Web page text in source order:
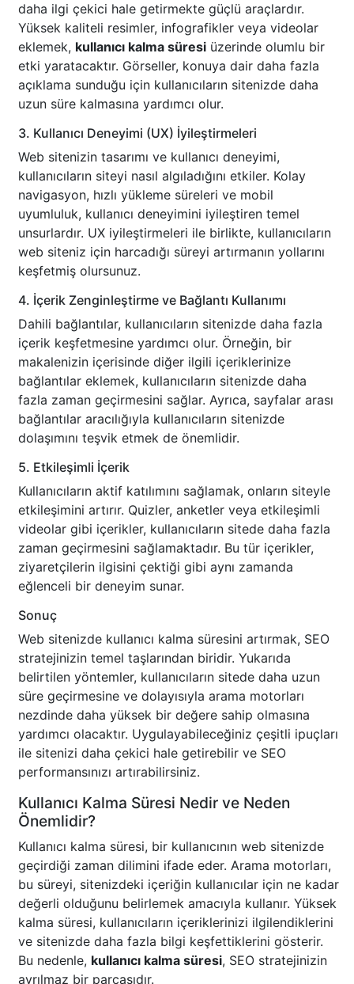
daha ilgi çekici hale getirmekte güçlü araçlardır.
Yüksek kaliteli resimler, infografikler veya videolar
eklemek, kullanıcı kalma süresi üzerinde olumlu bir
etki yaratacaktır. Görseller, konuya dair daha fazla
açıklama sunduğu için kullanıcıların sitenizde daha
uzun süre kalmasına yardımcı olur.
3. Kullanıcı Deneyimi (UX) İyileştirmeleri
Web sitenizin tasarımı ve kullanıcı deneyimi,
kullanıcıların siteyi nasıl algıladığını etkiler. Kolay
navigasyon, hızlı yükleme süreleri ve mobil
uyumluluk, kullanıcı deneyimini iyileştiren temel
unsurlardır. UX iyileştirmeleri ile birlikte, kullanıcıların
web siteniz için harcadığı süreyi artırmanın yollarını
keşfetmiş olursunuz.
4. İçerik Zenginleştirme ve Bağlantı Kullanımı
Dahili bağlantılar, kullanıcıların sitenizde daha fazla
içerik keşfetmesine yardımcı olur. Örneğin, bir
makalenizin içerisinde diğer ilgili içeriklerinize
bağlantılar eklemek, kullanıcıların sitenizde daha
fazla zaman geçirmesini sağlar. Ayrıca, sayfalar arası
bağlantılar aracılığıyla kullanıcıların sitenizde
dolaşımını teşvik etmek de önemlidir.
5. Etkileşimli İçerik
Kullanıcıların aktif katılımını sağlamak, onların siteyle
etkileşimini artırır. Quizler, anketler veya etkileşimli
videolar gibi içerikler, kullanıcıların sitede daha fazla
zaman geçirmesini sağlamaktadır. Bu tür içerikler,
ziyaretçilerin ilgisini çektiği gibi aynı zamanda
eğlenceli bir deneyim sunar.
Sonuç
Web sitenizde kullanıcı kalma süresini artırmak, SEO
stratejinizin temel taşlarından biridir. Yukarıda
belirtilen yöntemler, kullanıcıların sitede daha uzun
süre geçirmesine ve dolayısıyla arama motorları
nezdinde daha yüksek bir değere sahip olmasına
yardımcı olacaktır. Uygulayabileceğiniz çeşitli ipuçları
ile sitenizi daha çekici hale getirebilir ve SEO
performansınızı artırabilirsiniz.
Kullanıcı Kalma Süresi Nedir ve Neden
Önemlidir?
Kullanıcı kalma süresi, bir kullanıcının web sitenizde
geçirdiği zaman dilimini ifade eder. Arama motorları,
bu süreyi, sitenizdeki içeriğin kullanıcılar için ne kadar
değerli olduğunu belirlemek amacıyla kullanır. Yüksek
kalma süresi, kullanıcıların içeriklerinizi ilgilendiklerini
ve sitenizde daha fazla bilgi keşfettiklerini gösterir.
Bu nedenle, kullanıcı kalma süresi, SEO stratejinizin
ayrılmaz bir parçasıdır.